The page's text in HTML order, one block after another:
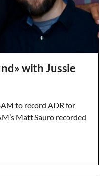
with Jussie
to record ADR for
Matt Sauro recorded